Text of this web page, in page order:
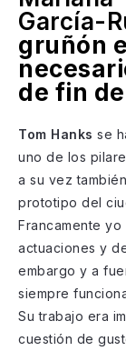
García-
gruñón
de fin
Tom Hanks se
uno de los
a su vez
prototipo del
Francamente
actuaciones y
embargo y a
siempre
Su trabajo era
cuestión de